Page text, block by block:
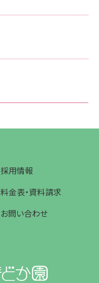
採用情報
料金表・資料請求
お問い合わせ